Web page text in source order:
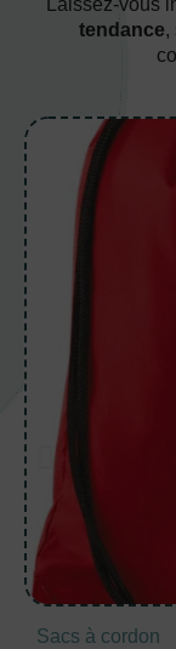
Laissez-vous
tendance,
Sacs à cordon